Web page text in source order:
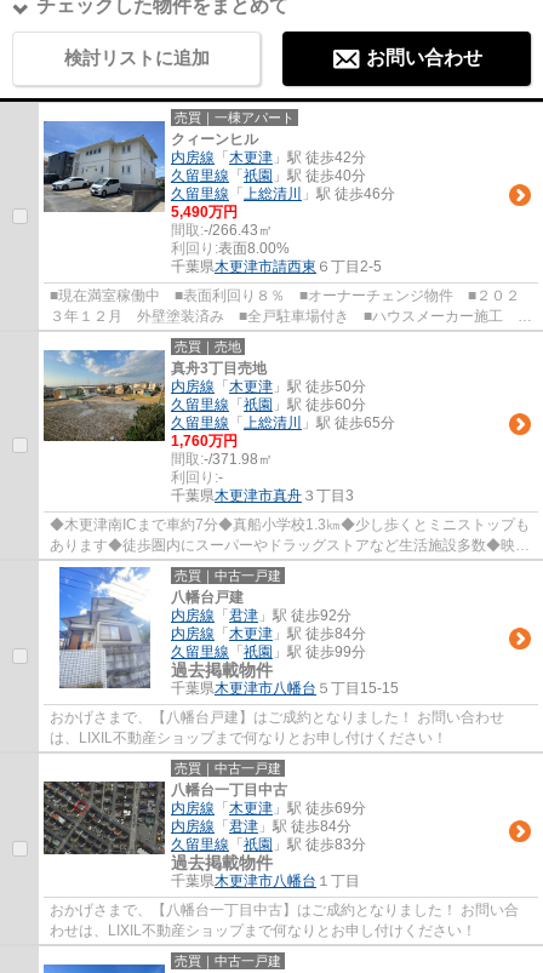
チェックした物件をまとめて
検討リストに追加 お問い合わせ
売買｜一棟アパート
クィーンヒル
内房線 「 木更津 」駅 徒歩42分
久留里線 「 祇園 」駅 徒歩40分
久留里線 「 上総清川
」駅 徒歩46分
5,490万円
間取:-/266.43㎡
利回り:表面8.00%
千葉県木更津市請西東 ６丁目2-5
■現在満室稼働中 ■表面利回り８％ ■オーナーチェンジ物件 ■２０２
３年１２月 外壁塗装済み ■全戸駐車場付き ■ハウスメーカー施工 ■
１Ｒ×６戸、１ＬＤＫ×１戸の計７世帯のアパー...
売買｜売地
真舟3丁目売地
内房線 「 木更津 」駅 徒歩50分
久留里線 「 祇園 」駅 徒歩60分
久留里線 「 上総清川
」駅 徒歩65分
1,760万円
間取:-/371.98㎡
利回り:-
千葉県木更津市真舟 ３丁目3
◆木更津南ICまで車約7分◆真船小学校1.3㎞◆少し歩くとミニストップも
あります◆徒歩圏内にスーパーやドラッグストアなど生活施設多数◆映画
やショッピングが楽しめるイオンモール木更津は...
売買｜中古一戸建
八幡台戸建
内房線 「 君津 」駅 徒歩92分
内房線 「 木更津 」駅 徒歩84分
久留里線 「 祇園 」駅 徒歩99分
過去掲載物件
千葉県木更津市八幡台 ５丁目15-15
おかげさまで、【八幡台戸建】はご成約となりました！ お問い合わせ
は、LIXIL不動産ショップまで何なりとお申し付けください！
売買｜中古一戸建
八幡台一丁目中古
内房線 「 木更津 」駅 徒歩69分
内房線 「 君津 」駅 徒歩84分
久留里線 「 祇園 」駅 徒歩83分
過去掲載物件
千葉県木更津市八幡台 １丁目
おかげさまで、【八幡台一丁目中古】はご成約となりました！ お問い合
わせは、LIXIL不動産ショップまで何なりとお申し付けください！
売買｜中古一戸建